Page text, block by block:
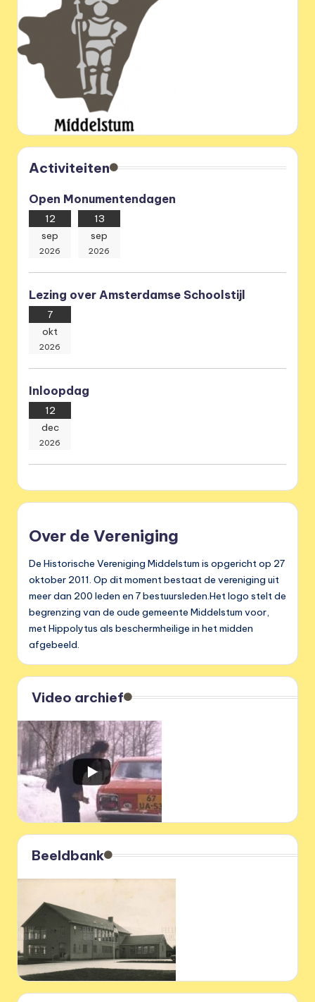
Activiteiten
Open Monumentendagen
12
sep
2026
13
sep
2026
Lezing over Amsterdamse Schoolstijl
7
okt
2026
Inloopdag
12
dec
2026
Over de Vereniging
De Historische Vereniging Middelstum is opgericht op 27
oktober 2011. Op dit moment bestaat de vereniging uit
meer dan 200 leden en 7 bestuursleden.Het logo stelt de
begrenzing van de oude gemeente Middelstum voor,
met Hippolytus als beschermheilige in het midden
afgebeeld.
Video archief
Beeldbank